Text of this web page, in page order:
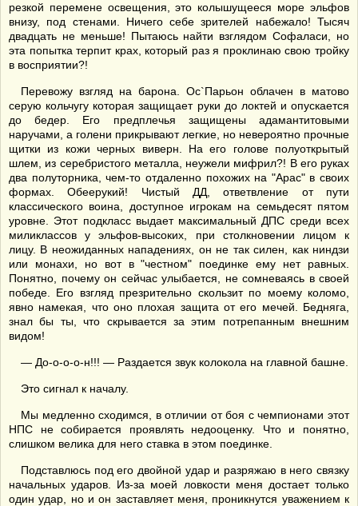
резкой перемене освещения, это колышущееся море эльфов
внизу, под стенами. Ничего себе зрителей набежало! Тысяч
двадцать не меньше! Пытаюсь найти взглядом Софаласи, но
эта попытка терпит крах, который раз я проклинаю свою тройку
в восприятии?!
Перевожу взгляд на барона. Ос`Парьон облачен в матово
серую кольчугу которая защищает руки до локтей и опускается
до бедер. Его предплечья защищены адамантитовыми
наручами, а голени прикрывают легкие, но невероятно прочные
щитки из кожи черных виверн. На его голове полуоткрытый
шлем, из серебристого металла, неужели мифрил?! В его руках
два полуторника, чем-то отдаленно похожих на "Арас" в своих
формах. Обеерукий! Чистый ДД, ответвление от пути
классического воина, доступное игрокам на семьдесят пятом
уровне. Этот подкласс выдает максимальный ДПС среди всех
миликлассов у эльфов-высоких, при столкновении лицом к
лицу. В неожиданных нападениях, он не так силен, как ниндзи
или монахи, но вот в "честном" поединке ему нет равных.
Понятно, почему он сейчас улыбается, не сомневаясь в своей
победе. Его взгляд презрительно скользит по моему коломо,
явно намекая, что оно плохая защита от его мечей. Бедняга,
знал бы ты, что скрывается за этим потрепанным внешним
видом!
— До-о-о-о-н!!! — Раздается звук колокола на главной башне.
Это сигнал к началу.
Мы медленно сходимся, в отличии от боя с чемпионами этот
НПС не собирается проявлять недооценку. Что и понятно,
слишком велика для него ставка в этом поединке.
Подставлюсь под его двойной удар и разряжаю в него связку
начальных ударов. Из-за моей ловкости меня достает только
один удар, но и он заставляет меня, проникнутся уважением к